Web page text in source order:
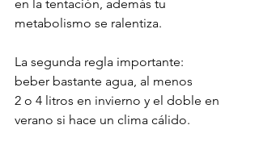
en la tentación, además tu
metabolismo se ralentiza.
La segunda regla importante:
beber bastante agua, al menos
2 o 4 litros en invierno y el doble en
verano si hace un clima cálido.